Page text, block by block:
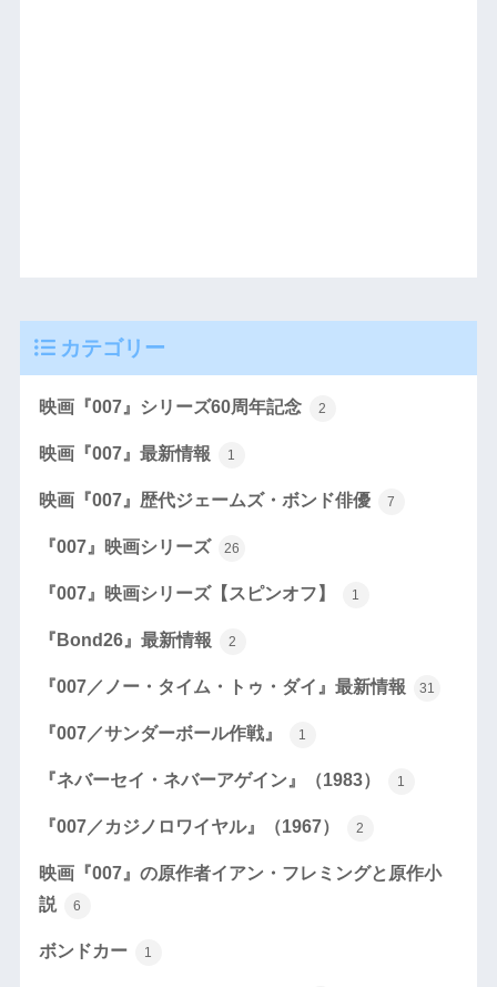
カテゴリー
映画『007』シリーズ60周年記念 2
映画『007』最新情報 1
映画『007』歴代ジェームズ・ボンド俳優 7
『007』映画シリーズ 26
『007』映画シリーズ【スピンオフ】 1
『Bond26』最新情報 2
『007／ノー・タイム・トゥ・ダイ』最新情報 31
『007／サンダーボール作戦』 1
『ネバーセイ・ネバーアゲイン』（1983） 1
『007／カジノロワイヤル』（1967） 2
映画『007』の原作者イアン・フレミングと原作小
説
6
ボンドカー 1